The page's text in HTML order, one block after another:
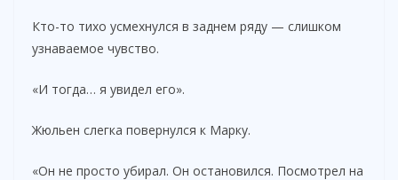
Кто-то тихо усмехнулся в заднем ряду — слишком
узнаваемое чувство.
«И тогда… я увидел его».
Жюльен слегка повернулся к Марку.
«Он не просто убирал. Он остановился. Посмотрел на